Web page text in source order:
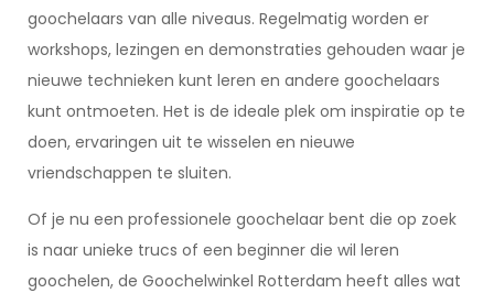
goochelaars van alle niveaus. Regelmatig worden er
workshops, lezingen en demonstraties gehouden waar je
nieuwe technieken kunt leren en andere goochelaars
kunt ontmoeten. Het is de ideale plek om inspiratie op te
doen, ervaringen uit te wisselen en nieuwe
vriendschappen te sluiten.
Of je nu een professionele goochelaar bent die op zoek
is naar unieke trucs of een beginner die wil leren
goochelen, de Goochelwinkel Rotterdam heeft alles wat